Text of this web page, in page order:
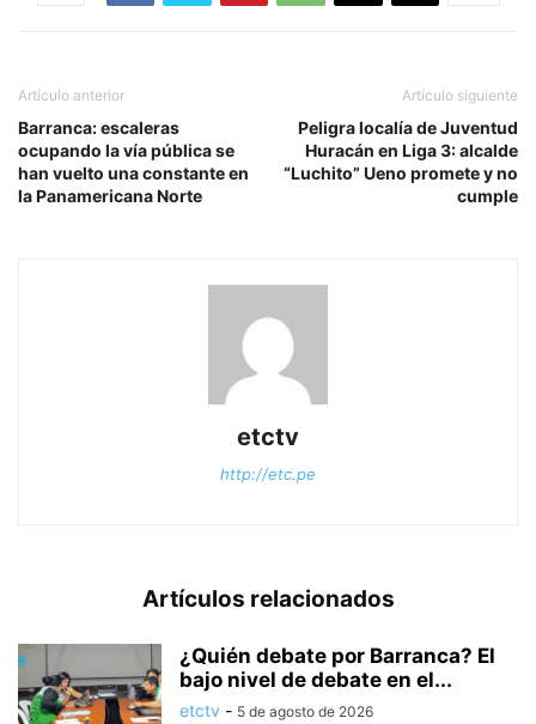
Artículo anterior
Barranca: escaleras
ocupando la vía pública se
han vuelto una constante en
la Panamericana Norte
Artículo siguiente
Peligra localía de Juventud
Huracán en Liga 3: alcalde
“Luchito” Ueno promete y no
cumple
etctv
http://etc.pe
Artículos relacionados
¿Quién debate por Barranca? El
bajo nivel de debate en el...
etctv - 5 de agosto de 2026